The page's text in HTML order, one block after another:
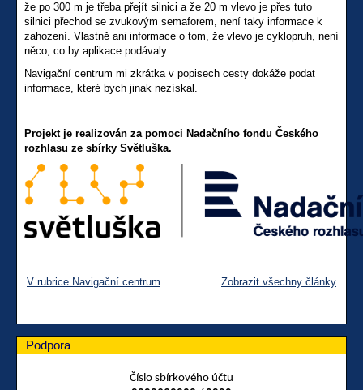
že po 300 m je třeba přejít silnici a že 20 m vlevo je přes tuto
silnici přechod se zvukovým semaforem, není taky informace k
zahození. Vlastně ani informace o tom, že vlevo je cyklopruh, není
něco, co by aplikace podávaly.
Navigační centrum mi zkrátka v popisech cesty dokáže podat
informace, které bych jinak nezískal.
Projekt je realizován za pomoci Nadačního fondu Českého
rozhlasu ze sbírky Světluška.
V rubrice Navigační centrum Zobrazit všechny články
Podpora
Číslo sbírkového účtu